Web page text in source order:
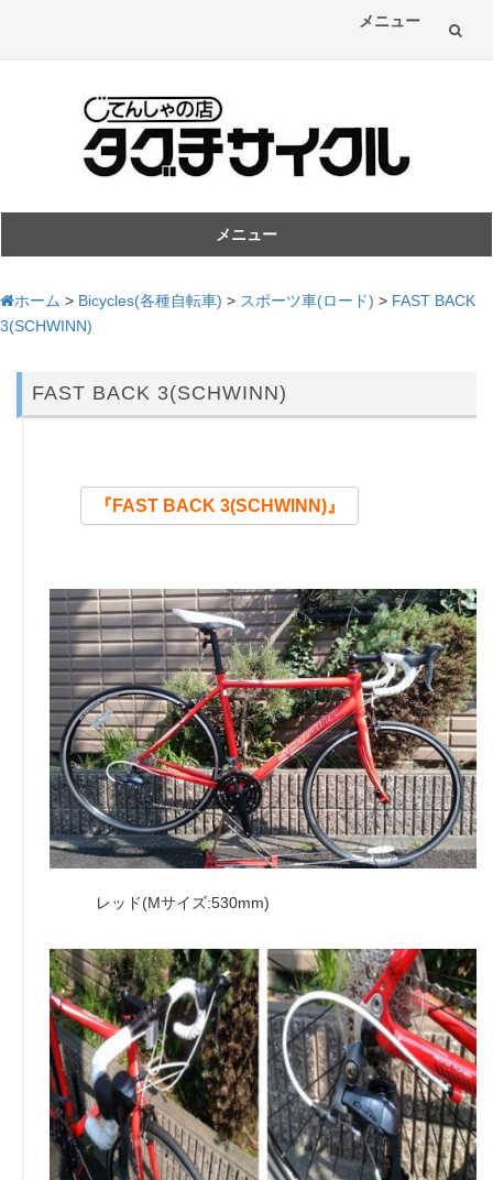
メニュー
ス
メニュー
ン
テ
ホーム > Bicycles(各種自転車) > スポーツ車(ロード) > FAST BACK
3(SCHWINN)
FAST BACK 3(SCHWINN)
『FAST BACK 3(SCHWINN)』
レッド(Mサイズ:530mm)